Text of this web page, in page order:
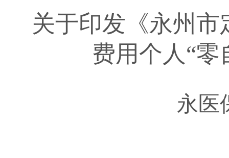
关于印发《永州市
费用个人“零
永医